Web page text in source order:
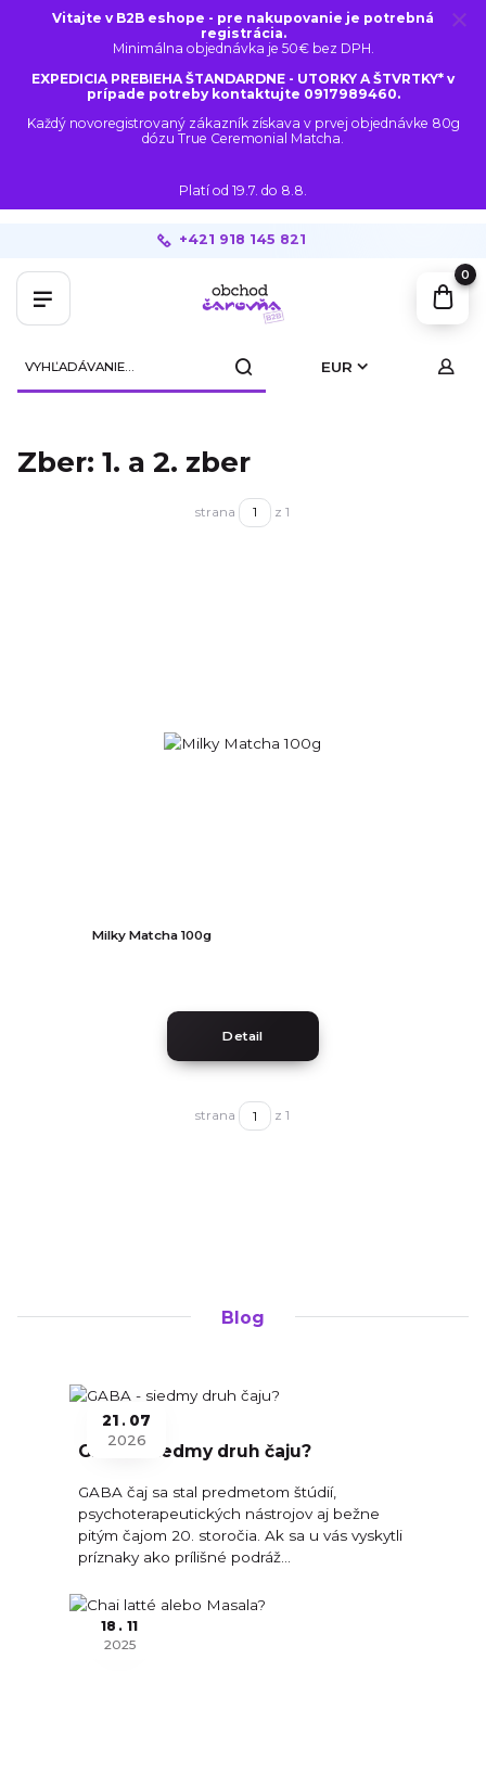
Vitajte v B2B eshope - pre nakupovanie je potrebná
registrácia.
Minimálna objednávka je 50€ bez DPH.
EXPEDICIA PREBIEHA ŠTANDARDNE - UTORKY A ŠTVRTKY* v
prípade potreby kontaktujte 0917989460.
Každý novoregistrovaný zákazník získava v prvej objednávke 80g
dózu True Ceremonial Matcha.
Platí od 19.7. do 8.8.
EUR
+421 918 145 821
0
Zber: 1. a 2. zber
strana z 1
Milky Matcha 100g
Detail
strana z 1
Blog
21
07
2026
GABA - siedmy druh čaju?
GABA čaj sa stal predmetom štúdií,
psychoterapeutických nástrojov aj bežne
pitým čajom 20. storočia. Ak sa u vás vyskytli
príznaky ako prílišné podráž...
18
11
2025